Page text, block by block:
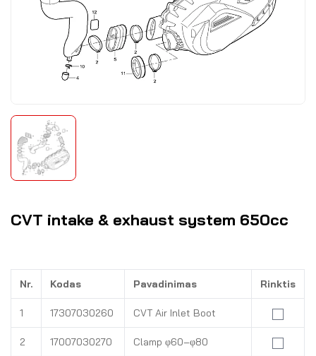
CVT intake & exhaust system 650cc
Nr. Kodas Pavadinimas Rinktis
1 17307030260 CVT Air Inlet Boot
2 17007030270 Clamp φ60–φ80